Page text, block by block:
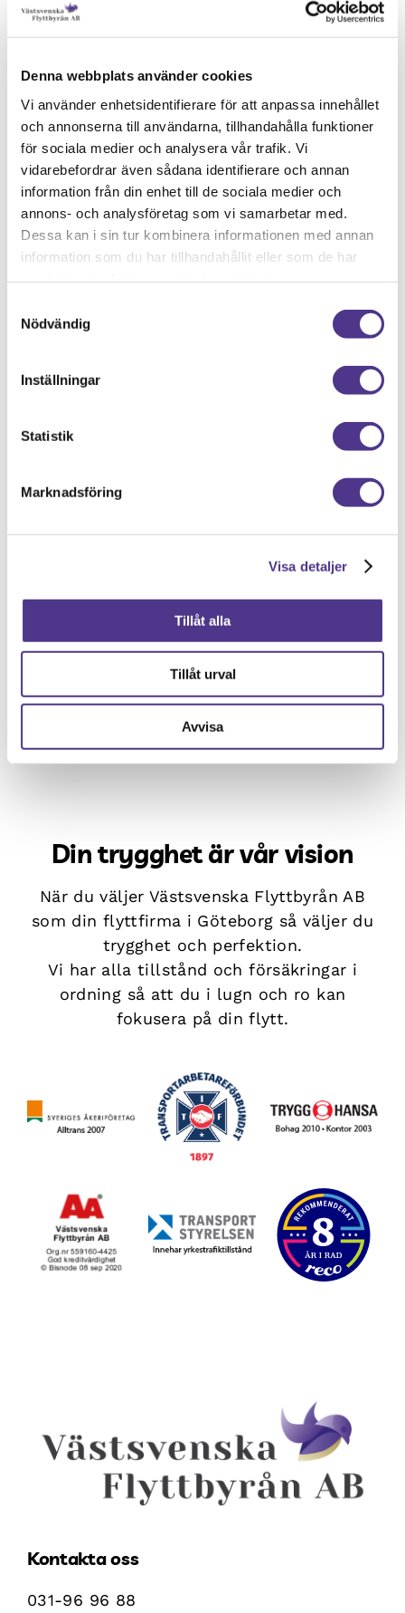
Denna webbplats använder cookies
Vi använder enhetsidentifierare för att anpassa innehållet
och annonserna till användarna, tillhandahålla funktioner
för sociala medier och analysera vår trafik. Vi
vidarebefordrar även sådana identifierare och annan
information från din enhet till de sociala medier och
annons- och analysföretag som vi samarbetar med.
Dessa kan i sin tur kombinera informationen med annan
information som du har tillhandahållit eller som de har
Nödvändig
Inställningar
Statistik
Marknadsföring
Visa detaljer
Tillåt alla
Tillåt urval
Avvisa
tumma på kvaliteten eller säkerheten.
Varmt välkommen att boka in ett
kostnadsfritt hembesök idag så kommer vi
ut och tar en titt på vad det är som du
behöver få flyttat för att sedan ge dig en
tydlig offert utifrån de tjänster som du
väljer.
Servicefinder för att se vad andra kunder
Göteborgsområdet och Västra Götaland
samt ett flertal halländska orter. Här
Få en offert för din trygga flytt:
https://vsflyttbyran.se/offert/
Se vad våra kunder säger om oss:
https://vsflyttbyran.se/omdomen/
Ta del av våra packtips:
https://vsflyttbyran.se/vara-packtips
Din trygghet är vår vision
När du väljer Västsvenska Flyttbyrån AB
som din flyttfirma i Göteborg så väljer du
trygghet och perfektion.
Vi har alla tillstånd och försäkringar i
ordning så att du i lugn och ro kan
fokusera på din flytt.
Kontakta oss
031-96 96 88